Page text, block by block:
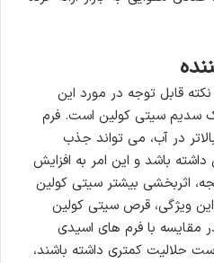
نکته قابل توجه در مورد این
سدیم سیتی کولین است. فرم
در آب، می تواند جذب
باشد و این امر به افزایش
اثربخشی بیشتر سیتی کولین
ویژگی، قرص سیتی کولین
مقایسه با فرم های اسیدی
حلالیت کمتری داشته باشند،